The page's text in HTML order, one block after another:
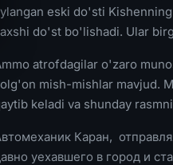
eski do'sti
do'st bo'lishadi. Ular
atrofdagilar o'zaro
mish-mishlar mavjud.
keladi va shunday
Каран,
уехавшего в город и